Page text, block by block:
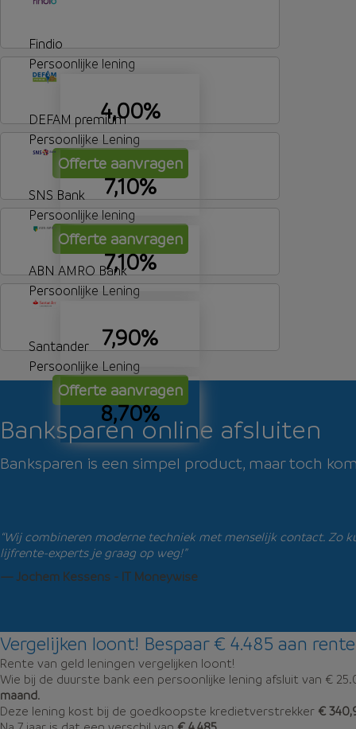
Findio
Persoonlijke lening
4,00%
Offerte aanvragen
DEFAM premium
Persoonlijke Lening
7,10%
Offerte aanvragen
SNS Bank
Persoonlijke lening
7,10%
ABN AMRO Bank
Persoonlijke Lening
7,90%
Offerte aanvragen
Santander
Persoonlijke Lening
8,70%
Banksparen online afsluiten
Banksparen is een simpel product, maar toch
“Wij combineren moderne techniek met menselijk contact. Zo
lijfrente-experts je graag op weg!”
— Jochem Kessens - IT Moneywise
Vergelijken loont! Bespaar € 4.485 aan
Rente van geld leningen vergelijken loont!
Wie bij de duurste bank een persoonlijke lening afsluit van €
maand.
Deze lening kost bij de goedkoopste kredietverstrekker €